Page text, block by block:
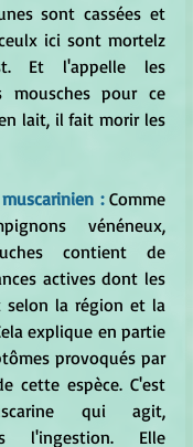
sont cassées et
ici sont mortelz
Et l'appelle les
mousches pour ce
lait, il fait morir les
: Comme
vénéneux,
contient de
actives dont les
selon la région et la
explique en partie
provoqués par
cette espèce. C'est
qui agit,
l'ingestion. Elle